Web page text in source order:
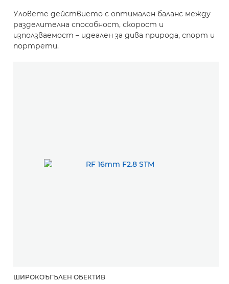
Уловете действието с оптимален баланс между
разделителна способност, скорост и
използваемост – идеален за дива природа, спорт и
портрети.
ШИРОКОЪГЪЛЕН ОБЕКТИВ